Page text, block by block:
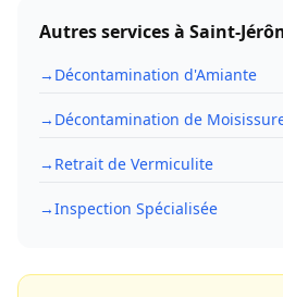
Autres services à Saint-
→ Décontamination d'Amiante
→ Décontamination de
→ Retrait de Vermiculite
→Inspection Spécialisée